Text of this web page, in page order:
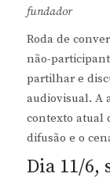
fundador
Roda de
não-
partilhar e
audiovisual. A
contexto atual
difusão e o
Dia 11/6,